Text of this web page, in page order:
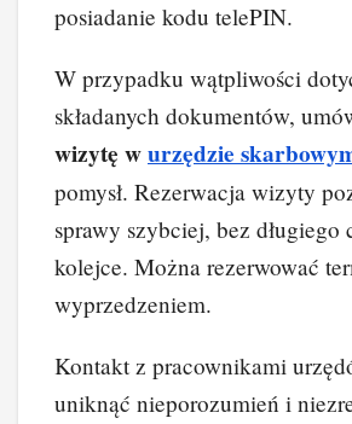
posiadanie kodu telePIN.
W przypadku wątpliwości
składanych dokumentów,
wizytę wurzędzie
pomysł. Rezerwacja wizyty
sprawy szybciej, bez długiego
kolejce. Można rezerwować
wyprzedzeniem.
Kontakt z pracownikami
uniknąć nieporozumień i